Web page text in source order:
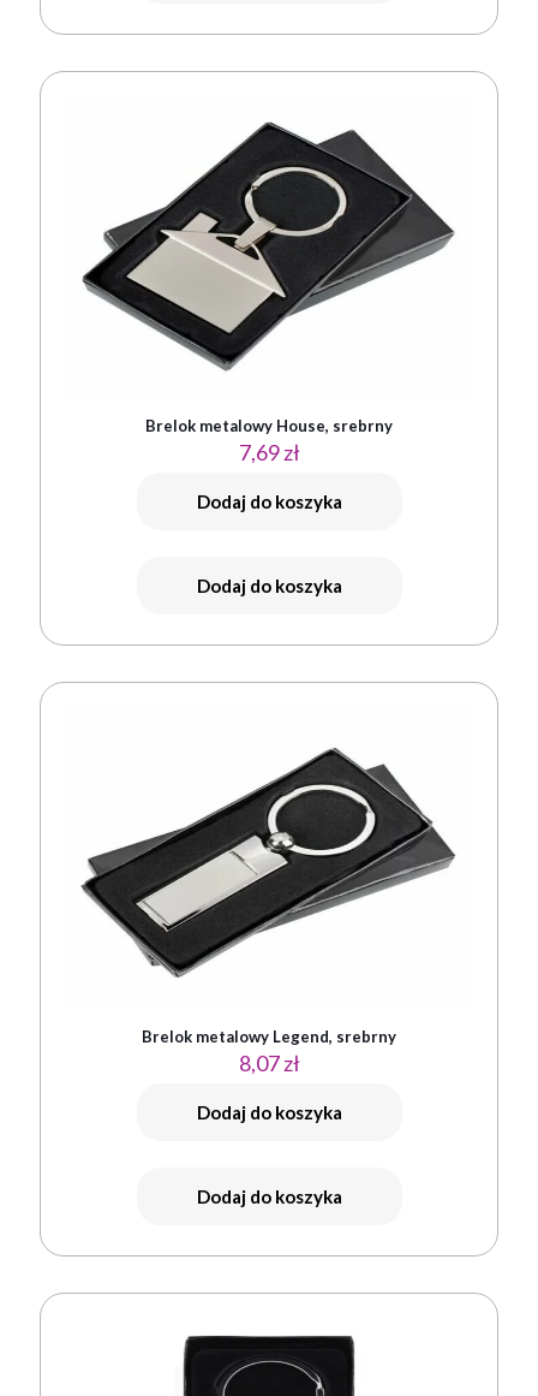
Brelok metalowy House, srebrny
7,69zł
Dodaj do koszyka
Dodaj do koszyka
Brelok metalowy Legend, srebrny
8,07zł
Dodaj do koszyka
Dodaj do koszyka